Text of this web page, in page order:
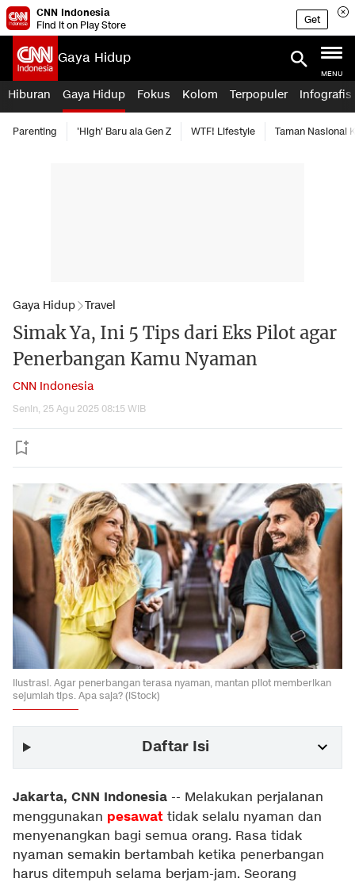
CNN Indonesia
Find it on Play Store
Get
Gaya Hidup
MENU
Hiburan Gaya Hidup Fokus Kolom Terpopuler Infografis
Parenting 'High' Baru ala Gen Z WTF! Lifestyle Taman Nasional
Gaya Hidup Travel
Simak Ya, Ini 5 Tips dari Eks Pilot agar
Penerbangan Kamu Nyaman
CNN Indonesia
Senin, 25 Agu 2025 08:15 WIB
Ilustrasi. Agar penerbangan terasa nyaman, mantan pilot memberikan
sejumlah tips. Apa saja? (iStock)
Daftar Isi
Jakarta, CNN Indonesia -- Melakukan perjalanan
menggunakan pesawat tidak selalu nyaman dan
menyenangkan bagi semua orang. Rasa tidak
nyaman semakin bertambah ketika penerbangan
harus ditempuh selama berjam-jam. Seorang